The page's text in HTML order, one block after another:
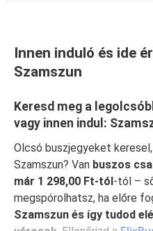
Innen induló és ide
Szamszun
Keresd meg a
vagy innen indul:
Olcsó buszjegyeket
Szamszun? Van buszos
már 1 298,00 Ft-tól -tól –
megspórolhatsz, ha előre
Szamszun és így tudod